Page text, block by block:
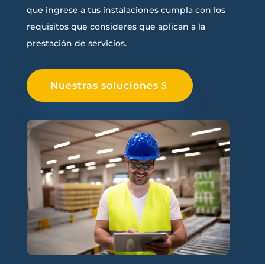
que ingrese a tus instalaciones cumpla con los
requisitos que consideres que aplican a la
prestación de servicios.
Nuestras soluciones